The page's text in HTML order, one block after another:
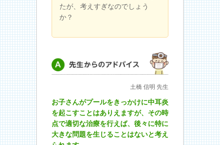
たが、考えすぎなのでしょう
か？
先生からのアドバイス土橋 信明 先生
お子さんがプールをきっかけに中耳炎
を起こすことはありえますが、その時
点で適切な治療を行えば、後々に特に
大きな問題を生じることはないと考え